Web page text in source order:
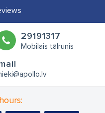
29191317
Mobilais tālrunis